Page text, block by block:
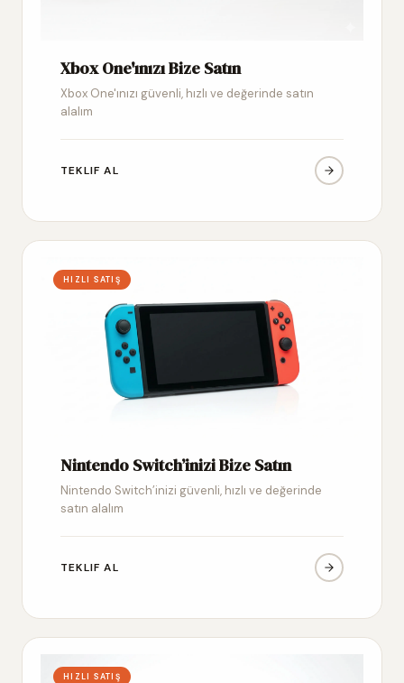
Xbox One'ınızı Bize Satın
Xbox One'ınızı güvenli, hızlı ve değerinde satın
alalım
TEKLIF AL
HIZLI SATIŞ
Nintendo Switch’inizi Bize Satın
Nintendo Switch’inizi güvenli, hızlı ve değerinde
satın alalım
TEKLIF AL
HIZLI SATIŞ